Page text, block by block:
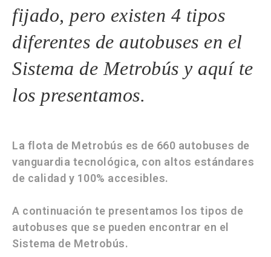
fijado, pero existen 4 tipos
diferentes de autobuses en el
Sistema de Metrobús y aquí te
los presentamos.
La flota de Metrobús es de 660 autobuses de
vanguardia tecnológica, con altos estándares
de calidad y 100% accesibles.
A continuación te presentamos los tipos de
autobuses que se pueden encontrar en el
Sistema de Metrobús.